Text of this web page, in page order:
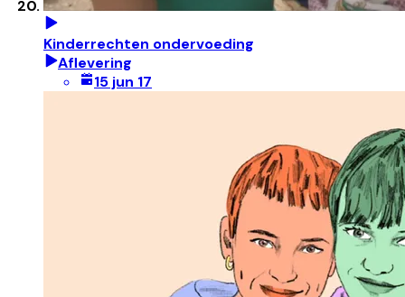
Kinderrechten ondervoeding
Aflevering
15 jun 17